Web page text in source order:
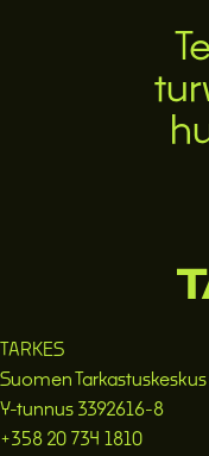
TARKES
Suomen
Y-tunnus 3392616-8
+358 20 734 1810